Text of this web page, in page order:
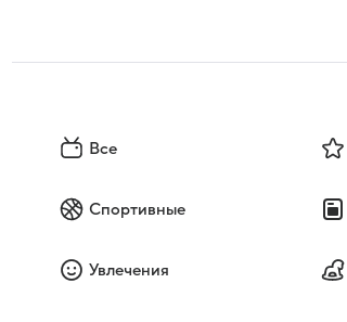
Все
Спортивные
Увлечения